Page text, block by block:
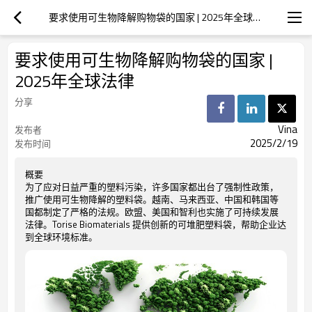
要求使用可生物降解购物袋的国家 | 2025年全球法律
要求使用可生物降解购物袋的国家 |
2025年全球法律
分享
发布者
Vina
发布时间 2025/2/19
概要
为了应对日益严重的塑料污染，许多国家都出台了强制性政策，
推广使用可生物降解的塑料袋。越南、马来西亚、中国和韩国等
国都制定了严格的法规。欧盟、美国和智利也实施了可持续发展
法律。Torise Biomaterials 提供创新的可堆肥塑料袋，帮助企业达
到全球环境标准。